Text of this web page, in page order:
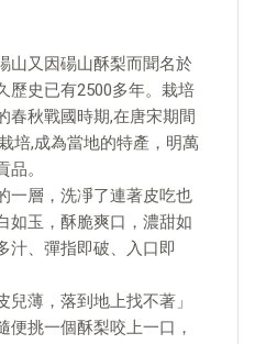
山又因碭山酥梨而聞名於
歷史已有2500多年。栽培
春秋戰國時期,在唐宋期間
培,成為當地的特產，明萬
。
一層，洗凈了連著皮吃也
如玉，酥脆爽口，濃甜如
汁、彈指即破、入口即
薄，落到地上找不著」
便挑一個酥梨咬上一口，